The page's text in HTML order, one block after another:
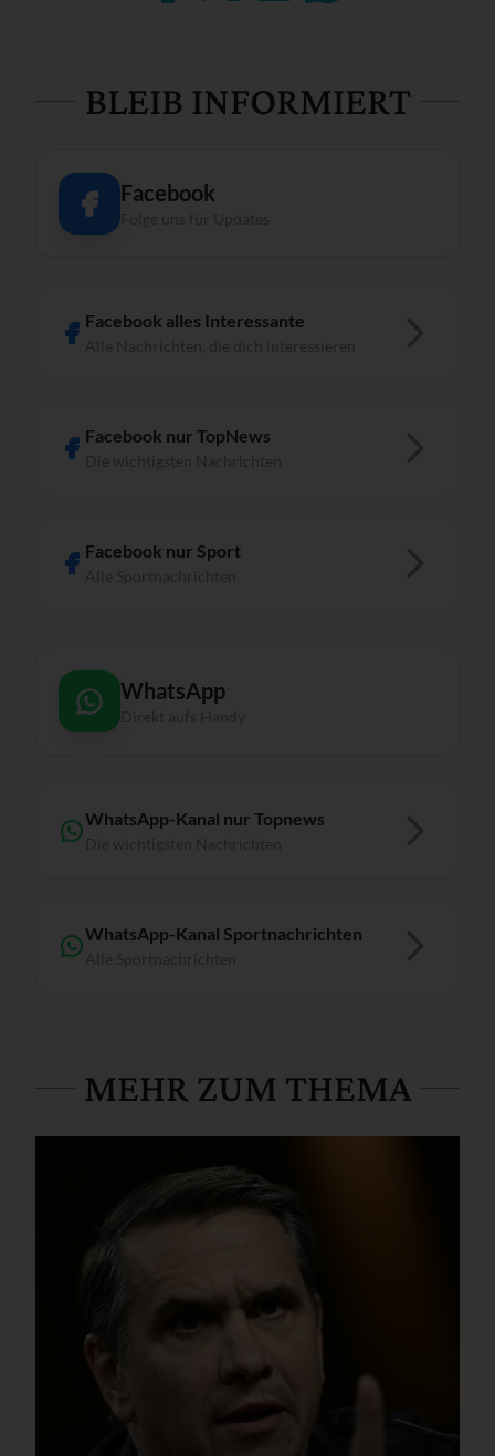
BLEIB INFORMIERT
Facebook
Facebook alles Interessante
Facebook nur TopNews
Facebook nur Sport
WhatsApp
WhatsApp-Kanal nur Topnews
WhatsApp-Kanal Sportnachrichten
MEHR ZUM THEMA